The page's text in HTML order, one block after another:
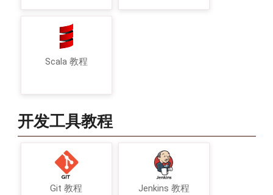
Scala 教程
开发工具教程
Git 教程 Jenkins 教程